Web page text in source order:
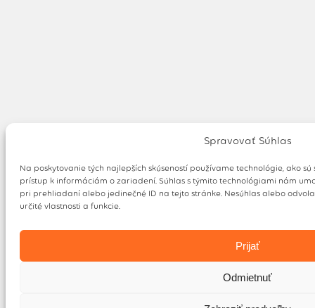
Spravovať Súhlas
Na poskytovanie tých najlepších skúseností používame technológie, ako
prístup k informáciám o zariadení. Súhlas s týmito technológiami nám
pri prehliadaní alebo jedinečné ID na tejto stránke. Nesúhlas alebo
určité vlastnosti a funkcie.
Prijať
Odmietnuť